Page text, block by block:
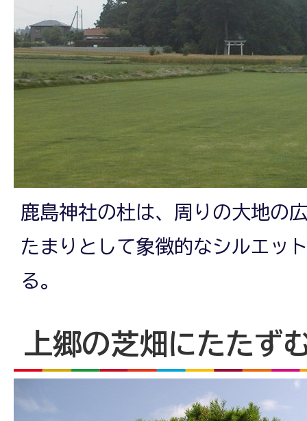
鹿島神社の杜は、周りの大地の
たまりとして象徴的なシルエッ
る。
上郷の芝畑にたたず